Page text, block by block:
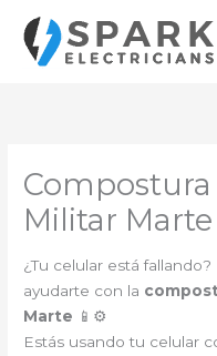
contenido
Compostura
Militar Marte
¿Tu celular está
ayudarte con la
Marte 📱⚙️
Estás usando tu celular